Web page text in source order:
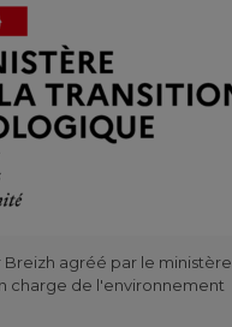
Breizh agréé par le ministère
charge de l'environnement